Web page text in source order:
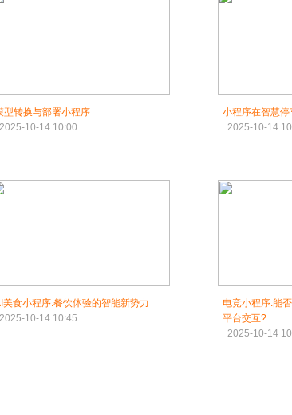
型转换与部署小程序
2025-10-14 10:00
小程序在智慧
2025-10-14
美食小程序:餐饮体验的智能新势力
2025-10-14 10:45
电竞小程序:能
平台交互?
2025-10-14